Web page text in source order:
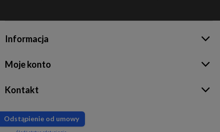
Informacja
Moje konto
Kontakt
Odstąpienie od umowy